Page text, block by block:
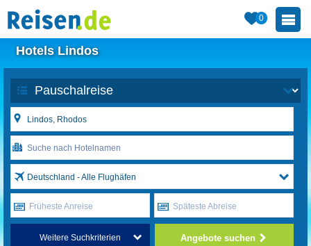
0
Hotels Lindos
Deutschland - Alle Flughäfen
Früheste Anreise Späteste Abreise
Weitere Suchkriterien Angebote suchen